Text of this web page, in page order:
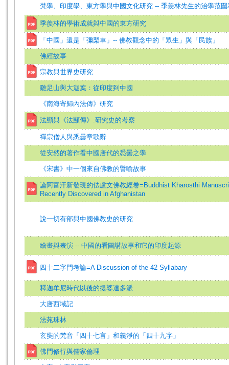
梵學、印度學、東方學與中國文化研究 -- 季羨林先生的治學范圍
季羨林的學術成就與中國的東方研究
「中國」還是「彌梨車」-- 佛教觀念中的「眾生」與「民族」
佛經故事
宗教與世界史研究
雞足山與大迦葉：從印度到中國
《南海寄歸內法傳》研究
法顯與《法顯傳》:研究史的考察
禪宗僧人與悉曇章歌辭
從安然的著作看中國唐代的悉曇之學
《宋書》中一個來自佛教的譬喻故事
論阿富汗新發現的佉盧文佛教經卷=Buddhist Kharosthi
Recently Discovered in Afghanistan
說一切有部與中國佛教史的研究
繪畫與表演 -- 中國的看圖講故事和它的印度起源
四十二字門考論=A Discussion of the 42 Syllabary
釋迦牟尼時代以後的提婆達多派
大唐西域記
法苑珠林
玄奘的梵音「四十七言」和義淨的「四十九字」
佛門修行與儒家倫理